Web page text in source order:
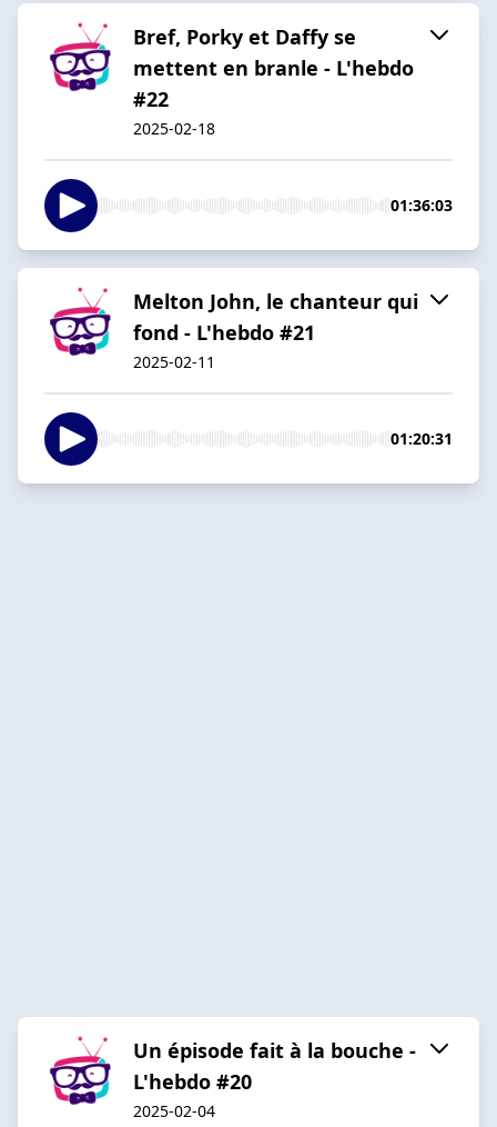
Bref, Porky et Daffy se
mettent en branle - L'hebdo
#22
2025-02-18
01:36:03
Melton John, le chanteur qui
fond - L'hebdo #21
2025-02-11
01:20:31
Un épisode fait à la bouche -
L'hebdo #20
2025-02-04